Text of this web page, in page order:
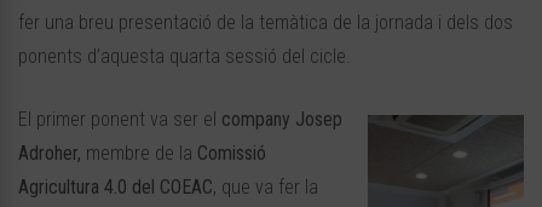
fer una breu presentació de la temàtica de la jornada i dels dos
ponents d’aquesta quarta sessió del cicle.
El primer ponent va ser el company Josep
Adroher, membre de la Comissió
Agricultura 4.0 del COEAC, que va fer la